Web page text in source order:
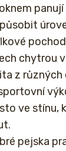
chytrou
z
ve stínu,
pejska